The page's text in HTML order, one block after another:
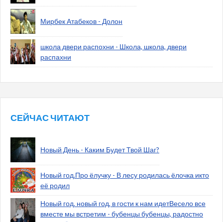
Мирбек Атабеков - Долон
школа двери распохни - Школа, школа, двери
распахни
СЕЙЧАС ЧИТАЮТ
Новый День - Каким Будет Твой Шаг?
Новый год.Про ёлучку - В лесу родилась ёлочка икто
её родил
Новый год. новый год, в гости к нам идетВесело все
вместе мы встретим - бубенцы бубенцы, радостно